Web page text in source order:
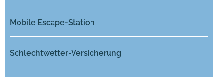
Mobile Escape-Station
Schlechtwetter-Versicherung